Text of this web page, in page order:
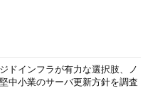
ドインフラが有力な選択肢、ノ
中小業のサーバ更新方針を調査